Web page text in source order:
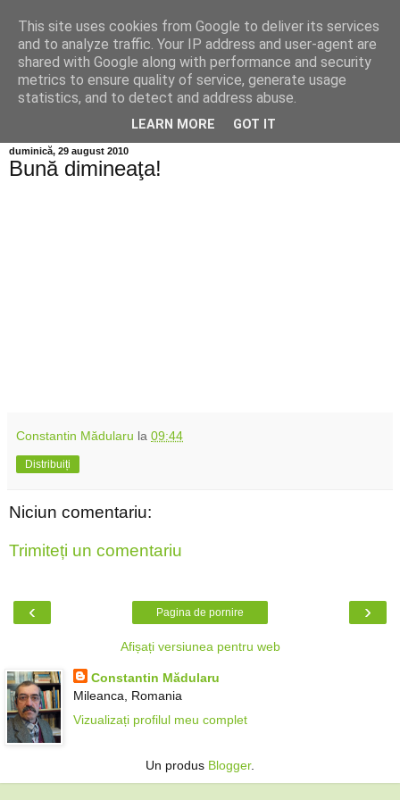
Info MILEANCA
BINE AȚI VENIT! *Jurnal online de informație și opinie;
Vineri 07 August, 2026
duminică, 29 august 2010
Bună dimineaţa!
Constantin Mădularu la 09:44
Distribuiți
Niciun comentariu:
Trimiteți un comentariu
‹ ›
Pagina de pornire
Afișați versiunea pentru web
Constantin Mădularu
Mileanca, Romania
Vizualizați profilul meu complet
Un produs Blogger.
This site uses cookies from Google to deliver its services
and to analyze traffic. Your IP address and user-agent are
shared with Google along with performance and security
metrics to ensure quality of service, generate usage
statistics, and to detect and address abuse.
LEARN MORE GOT IT